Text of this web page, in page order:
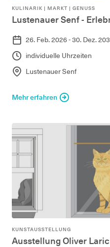
KULINARIK | MARKT | GENUSS
Lustenauer Senf -
26. Feb. 2026 - 30. Dez.
individuelle Uhrzeiten
Lustenauer Senf
Mehr erfahren
KUNSTAUSSTELLUNG
Ausstellung Oliver